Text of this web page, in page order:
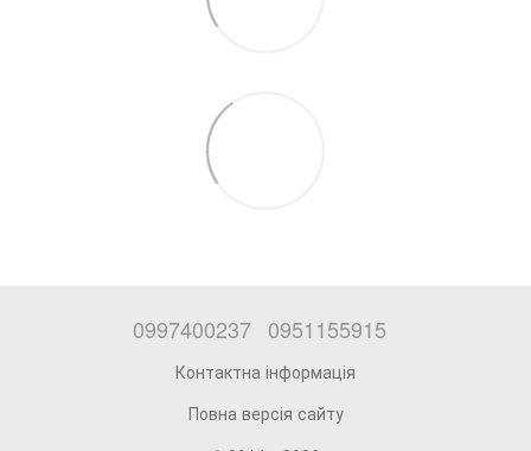
0997400237 0951155915
Контактна інформація
Повна версія сайту